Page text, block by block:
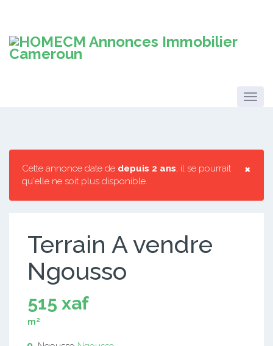
×
Cette annonce date de depuis 2 ans, il se pourrait
qu'elle ne soit plus disponible.
Terrain A vendre
Ngousso
515 xaf
m²